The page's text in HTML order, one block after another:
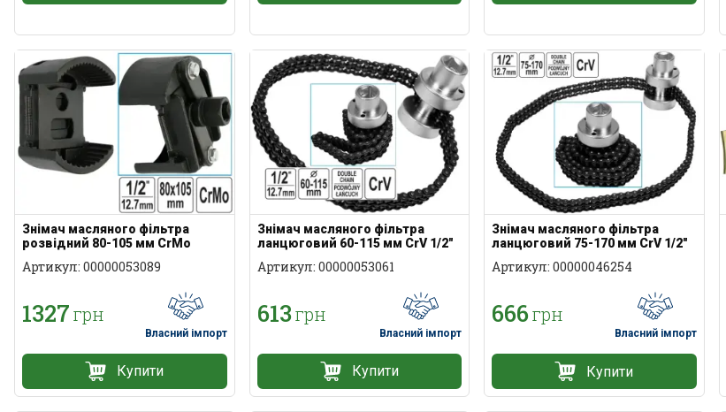
Знімач масляного фільтра
розвідний 80-105 мм CrMo
Артикул: 00000053089
1327грн
Власний імпорт
Купити
Знімач масляного фільтра
ланцюговий 60-115 мм CrV 1/2"
Артикул: 00000053061
613грн
Власний імпорт
Купити
Знімач масляного фільтра
ланцюговий 75-170 мм CrV 1/2"
Артикул: 00000046254
666грн
Власний імпорт
Купити